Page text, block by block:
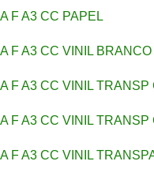
A F A3 CC PAPEL
A F A3 CC VINIL BRANCO
A F A3 CC VINIL
A F A3 CC VINIL
A F A3 CC VINIL